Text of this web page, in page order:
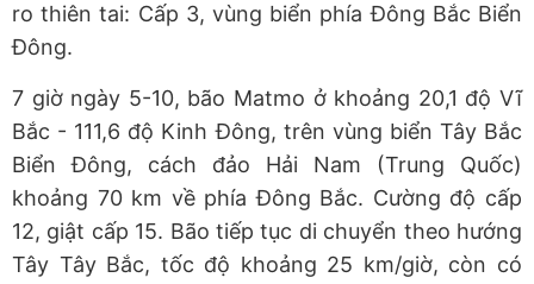
ro thiên tai: Cấp 3, vùng biển phía Đông Bắc Biển
Đông.
7 giờ ngày 5-10, bão Matmo ở khoảng 20,1 độ Vĩ
Bắc - 111,6 độ Kinh Đông, trên vùng biển Tây Bắc
Biển Đông, cách đảo Hải Nam (Trung Quốc)
khoảng 70 km về phía Đông Bắc. Cường độ cấp
12, giật cấp 15. Bão tiếp tục di chuyển theo hướng
Tây Tây Bắc, tốc độ khoảng 25 km/giờ, còn có